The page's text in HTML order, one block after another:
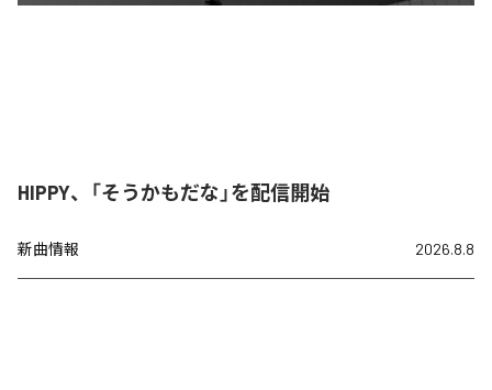
HIPPY、「そうかもだな」を配信開始
新曲情報 2026.8.8